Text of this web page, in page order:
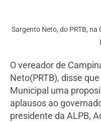
Sargento Neto, do PRTB,
O vereador de
Neto(PRTB), disse
Municipal uma
aplausos ao
presidente da ALPB,